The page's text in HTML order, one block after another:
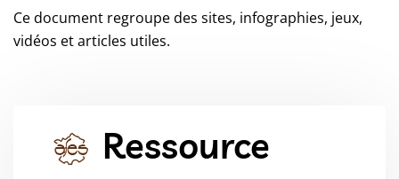
Ce document regroupe des sites, infographies, jeux,
vidéos et articles utiles.
Ressource